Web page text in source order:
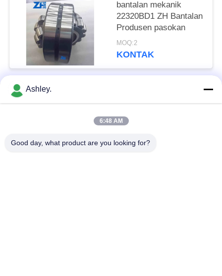
bantalan mekanik
22320BD1 ZH Bantalan
Produsen pasokan
MOQ:2
KONTAK
Bad Request
Ashley.
6:48 AM
Good day, what product are you looking for?